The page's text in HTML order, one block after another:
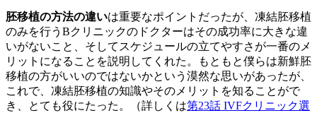
胚移植の方法の違いは重要なポイントだったが、凍結胚移植
のみを行うBクリニックのドクターはその成功率に大きな違
いがないこと、そしてスケジュールの立てやすさが一番のメ
リットになることを説明してくれた。もともと僕らは新鮮胚
移植の方がいいのではないかという漠然な思いがあったが、
これで、凍結胚移植の知識やそのメリットを知ることがで
き、とても役にたった。（詳しくは第23話 IVFクリニック選